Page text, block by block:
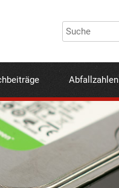
Abfallzahlen